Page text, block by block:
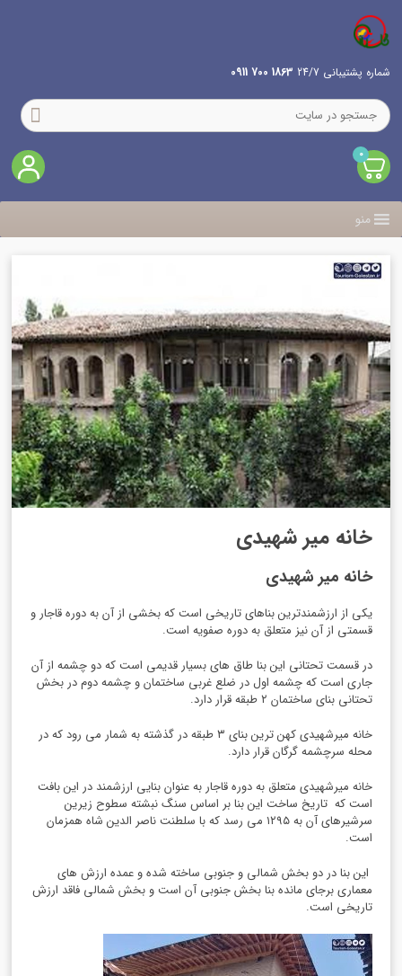
شماره پشتیبانی 24/7 1863 700 0911
0
منو
خانه میر شهیدی
خانه میر شهیدی
یکی از ارزشمندترین بناهای تاریخی است که بخشی از آن به دوره قاجار و
قسمتی از آن نیز متعلق به دوره صفویه است.
در قسمت تحتانی این بنا طاق های بسیار قدیمی است که دو چشمه از آن
جاری است که چشمه اول در ضلع غربی ساختمان و چشمه دوم در بخش
تحتانی بنای ساختمان ۲ طبقه قرار دارد.
خانه میرشهیدی کهن ترین بنای ۳ طبقه در گذشته به شمار می رود که در
محله سرچشمه گرگان قرار دارد.
خانه میرشهیدی متعلق به دوره قاجار به عنوان بنایی ارزشمند در این بافت
است که تاریخ ساخت این بنا بر اساس سنگ نبشته سطوح زیرین
سرشیرهای آن به ۱۲۹۵ می رسد که با سلطنت ناصر الدین شاه همزمان
است.
این بنا در دو بخش شمالی و جنوبی ساخته شده و عمده ارزش های
معماری برجای مانده بنا بخش جنوبی آن است و بخش شمالی فاقد ارزش
تاریخی است.